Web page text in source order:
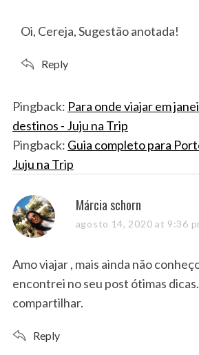
s
Oi, Cereja, Sugestão anotada!
Reply
Pingback: Para onde viajar em
destinos - Juju na Trip
Pingback: Guia completo para
Juju na Trip
s
a
s
:
Márcia schorn
agosto 14, 2020 at 9:36
Amo viajar , mais ainda não
encontrei no seu post ótimas
compartilhar.
Reply